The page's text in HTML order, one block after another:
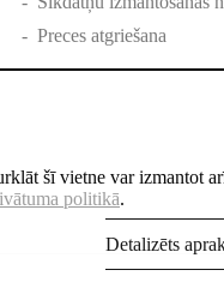
- Preces atgriešana
šī vietne var izmantot
politikā.
Detalizēts